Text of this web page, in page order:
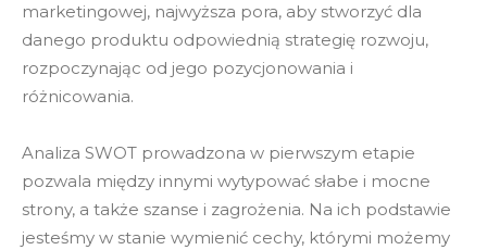
marketingowej, najwyższa pora, aby stworzyć dla
danego produktu odpowiednią strategię rozwoju,
rozpoczynając od jego pozycjonowania i
różnicowania.
Analiza SWOT prowadzona w pierwszym etapie
pozwala między innymi wytypować słabe i mocne
strony, a także szanse i zagrożenia. Na ich podstawie
jesteśmy w stanie wymienić cechy, którymi możemy